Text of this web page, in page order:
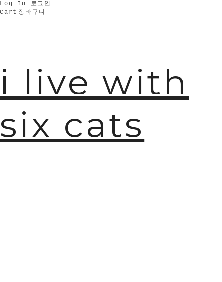
Log In
로그인
Cart 장바구니
i live with
six cats